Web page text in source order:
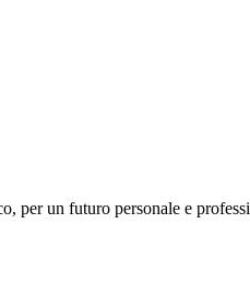
per un futuro personale e